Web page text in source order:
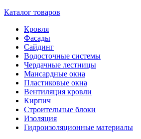
Каталог товаров
Кровля
Фасады
Сайдинг
Водосточные системы
Чердачные лестницы
Мансардные окна
Пластиковые окна
Вентиляция кровли
Кирпич
Строительные блоки
Изоляция
Гидроизоляционные материалы